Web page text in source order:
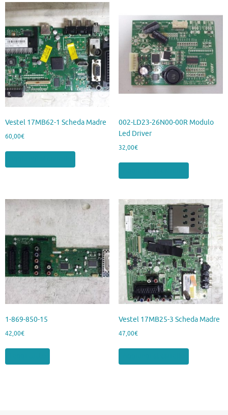
Vestel 17MB62-1 Scheda Madre
60,00€
002-LD23-26N00-00R Modulo
Led Driver
32,00€
1-869-850-15
42,00€
Vestel 17MB25-3 Scheda Madre
47,00€